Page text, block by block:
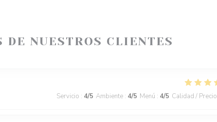
DE NUESTROS CLIENTES
Servicio : 4/5 Ambiente : 4/5 Menú : 4/5 Calidad / Precio